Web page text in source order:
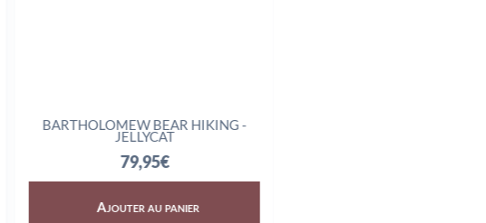
BARTHOLOMEW BEAR HIKING -
JELLYCAT
Ajouter au panier